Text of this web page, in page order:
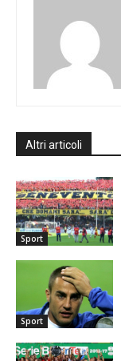
Altri articoli
Sport
Sport